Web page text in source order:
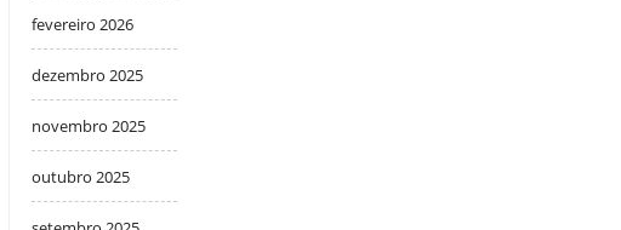
fevereiro 2026
dezembro 2025
novembro 2025
outubro 2025